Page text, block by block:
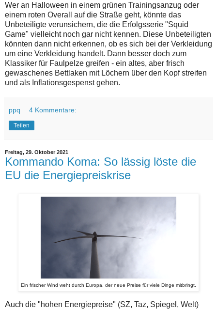
Wer an Halloween in einem grünen Trainingsanzug oder
einem roten Overall auf die Straße geht, könnte das
Unbeteiligte verunsichern, die die Erfolgsserie "Squid
Game" vielleicht noch gar nicht kennen. Diese Unbeteiligten
könnten dann nicht erkennen, ob es sich bei der Verkleidung
um eine Verkleidung handelt. Dann besser doch zum
Klassiker für Faulpelze greifen - ein altes, aber frisch
gewaschenes Bettlaken mit Löchern über den Kopf streifen
und als Inflationsgespenst gehen.
ppq 4 Kommentare:
Teilen
Freitag, 29. Oktober 2021
Kommando Koma: So lässig löste die
EU die Energiepreiskrise
Ein frischer Wind weht durch Europa, der neue Preise für viele Dinge mitbringt.
Auch die "hohen Energiepreise" (SZ, Taz, Spiegel, Welt)